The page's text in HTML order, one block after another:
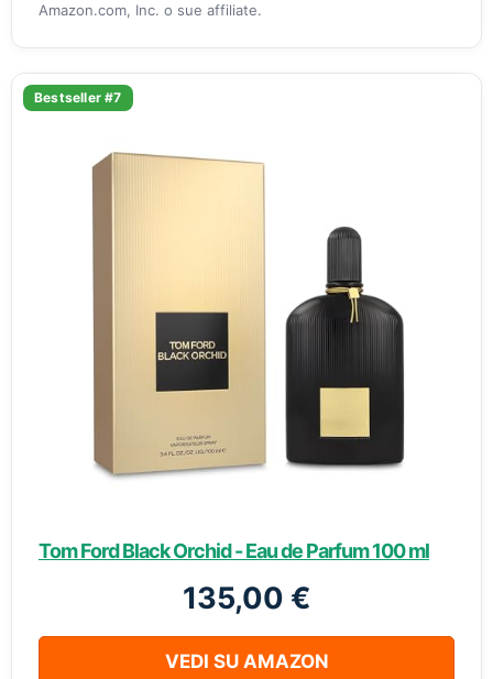
Amazon.com, Inc. o sue affiliate.
Bestseller #7
Tom Ford Black Orchid - Eau de Parfum 100 ml
135,00 €
VEDI SU AMAZON